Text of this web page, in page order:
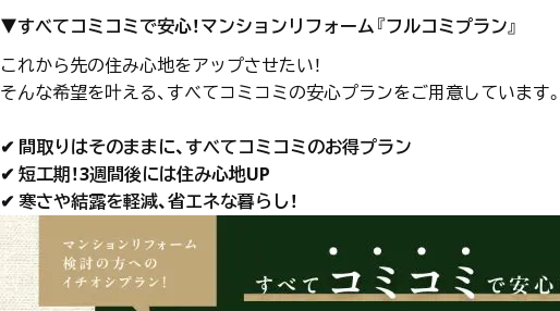
▼すべてコミコミで安心！マンションリフォーム『フルコミプラン』
これから先の住み心地をアップさせたい！
そんな希望を叶える、すべてコミコミの安心プランをご用意しています
✔ 間取りはそのままに、すべてコミコミのお得プラン
✔ 短工期！3週間後には住み心地UP
✔ 寒さや結露を軽減、省エネな暮らし！